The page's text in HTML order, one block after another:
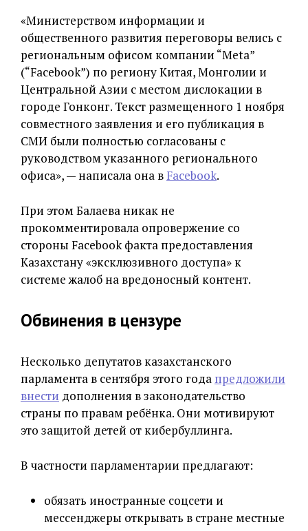
«Министерством информации и
общественного развития переговоры велись с
региональным офисом компании “Meta”
(“Facebook”) по региону Китая, Монголии и
Центральной Азии с местом дислокации в
городе Гонконг. Текст размещенного 1 ноября
совместного заявления и его публикация в
СМИ были полностью согласованы с
руководством указанного регионального
офиса», — написала она в Facebook.
При этом Балаева никак не
прокомментировала опровержение со
стороны Facebook факта предоставления
Казахстану «эксклюзивного доступа» к
системе жалоб на вредоносный контент.
Обвинения в цензуре
Несколько депутатов казахстанского
парламента в сентября этого года предложили
внести дополнения в законодательство
страны по правам ребёнка. Они мотивируют
это защитой детей от кибербуллинга.
В частности парламентарии предлагают:
обязать иностранные соцсети и
мессенджеры открывать в стране местные